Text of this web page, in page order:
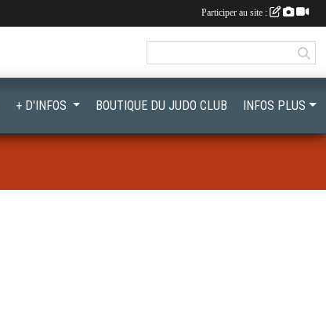
+ D'INFOS BOUTIQUE DU JUDO CLUB INFOS PLUS
Participer au site :